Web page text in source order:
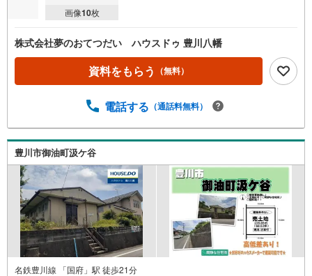
画像10枚
株式会社夢のおてつだい ハウスドゥ 豊川八幡
資料をもらう （無料）
電話する （通話料無料）
豊川市御油町汲ケ谷
名鉄豊川線 「国府」駅 徒歩21分